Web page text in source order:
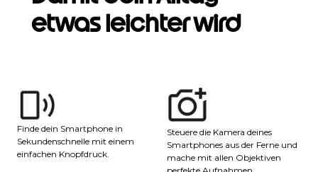
etwas leichter wird
Finde dein Smartphone in
Sekundenschnelle mit einem
einfachen Knopfdruck.
Steuere die Kamera deines
Smartphones aus der Ferne und
mache mit allen Objektiven